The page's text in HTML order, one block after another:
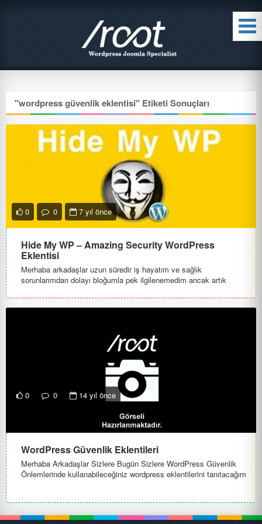
"wordpress güvenlik eklentisi" Etiketi Sonuçları
0 0 7 yıl önce
Hide My WP – Amazing Security WordPress
Eklentisi
Merhaba arkadaşlar uzun süredir iş hayatım ve sağlık
sorunlarımdan dolayı bloğumla pek ilgilenemedim ancak artık
0 0 14 yıl önce
WordPress Güvenlik Eklentileri
Merhaba Arkadaşlar Sizlere Bugün Sizlere WordPress Güvenlik
Önlemlerinde kullanabileceğiniz wordpress eklentilerini tanıtacağım